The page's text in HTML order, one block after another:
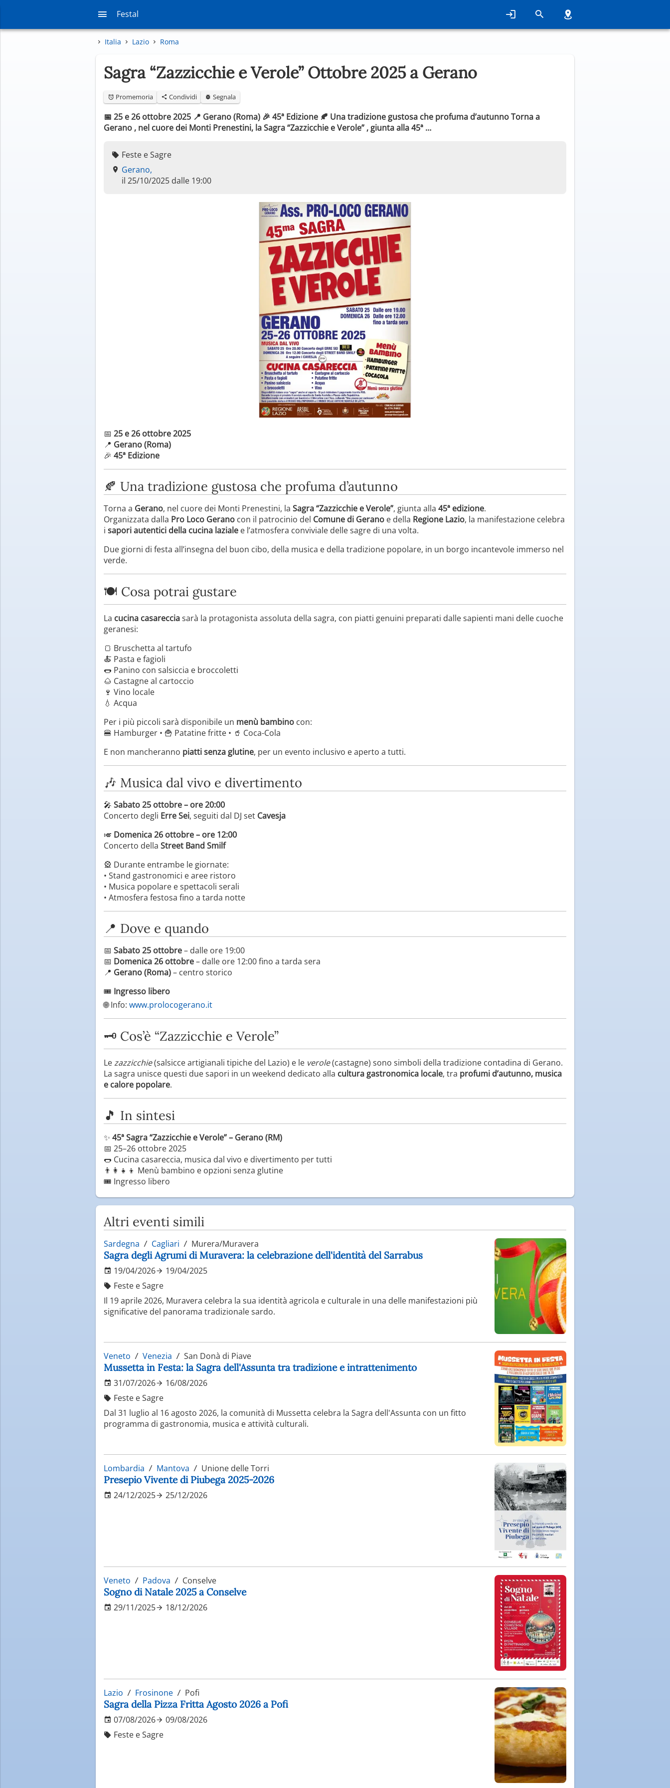
Festal
Italia Lazio Roma
Sagra “Zazzicchie e Verole” Ottobre 2025 a Gerano
Promemoria Condividi Segnala
📅 25 e 26 ottobre 2025 📍 Gerano (Roma) 🎉 45ª Edizione 🍂 Una tradizione gustosa che profuma d’autunno Torna a
Gerano , nel cuore dei Monti Prenestini, la Sagra “Zazzicchie e Verole” , giunta alla 45ª …
Feste e Sagre
Gerano,
il 25/10/2025 dalle 19:00
📅 25 e 26 ottobre 2025
📍 Gerano (Roma)
🎉 45ª Edizione
🍂 Una tradizione gustosa che profuma d’autunno
Torna a Gerano, nel cuore dei Monti Prenestini, la Sagra “Zazzicchie e Verole”, giunta alla 45ª edizione.
Organizzata dalla Pro Loco Gerano con il patrocinio del Comune di Gerano e della Regione Lazio, la manifestazione celebra
i sapori autentici della cucina laziale e l’atmosfera conviviale delle sagre di una volta.
Due giorni di festa all’insegna del buon cibo, della musica e della tradizione popolare, in un borgo incantevole immerso nel
verde.
🍽️ Cosa potrai gustare
La cucina casarecciasarà la protagonista assoluta della sagra, con piatti genuini preparati dalle sapienti mani delle cuoche
geranesi:
🍞 Bruschetta al tartufo
🍝 Pasta e fagioli
🌭 Panino con salsiccia e broccoletti
🌰 Castagne al cartoccio
🍷 Vino locale
💧 Acqua
Per i più piccoli sarà disponibile un menù bambino con:
🍔 Hamburger • 🍟 Patatine fritte • 🥤 Coca-Cola
E non mancheranno piatti senza glutine, per un evento inclusivo e aperto a tutti.
🎶 Musica dal vivo e divertimento
🎤 Sabato 25 ottobre – ore 20:00
Concerto degli Erre Sei, seguiti dal DJ set Cavesja
🎺 Domenica 26 ottobre – ore 12:00
Concerto della Street Band Smilf
🎡 Durante entrambe le giornate:
• Stand gastronomici e aree ristoro
• Musica popolare e spettacoli serali
• Atmosfera festosa fino a tarda notte
📍 Dove e quando
📅 Sabato 25 ottobre– dalle ore 19:00
📅 Domenica 26 ottobre– dalle ore 12:00 fino a tarda sera
📍 Gerano (Roma)– centro storico
🎟️ Ingresso libero
🌐 Info: www.prolocogerano.it
🗝️ Cos’è “Zazzicchie e Verole”
Lezazzicchie(salsicce artigianali tipiche del Lazio) e le verole(castagne) sono simboli della tradizione contadina di Gerano.
La sagra unisce questi due sapori in un weekend dedicato alla cultura gastronomica locale, tra profumi d’autunno, musica
e calore popolare.
🎵 In sintesi
✨ 45ª Sagra “Zazzicchie e Verole” – Gerano (RM)
📅 25–26 ottobre 2025
🌭 Cucina casareccia, musica dal vivo e divertimento per tutti
👨‍👩‍👧‍👦 Menù bambino e opzioni senza glutine
🎟️ Ingresso libero
Altri eventi simili
Sardegna Cagliari Murera/Muravera
Sagra degli Agrumi di Muravera: la celebrazione dell'identità del Sarrabus
19/04/2026
19/04/2025
Feste e Sagre
Il 19 aprile 2026, Muravera celebra la sua identità agricola e culturale in una delle manifestazioni più
significative del panorama tradizionale sardo.
Veneto Venezia San Donà di Piave
Mussetta in Festa: la Sagra dell'Assunta tra tradizione e intrattenimento
31/07/2026
16/08/2026
Feste e Sagre
Dal 31 luglio al 16 agosto 2026, la comunità di Mussetta celebra la Sagra dell'Assunta con un fitto
programma di gastronomia, musica e attività culturali.
Lombardia Mantova Unione delle Torri
Presepio Vivente di Piubega 2025-2026
24/12/2025 25/12/2026
Veneto Padova Conselve
Sogno di Natale 2025 a Conselve
29/11/2025 18/12/2026
Lazio Frosinone Pofi
Sagra della Pizza Fritta Agosto 2026 a Pofi
07/08/2026
09/08/2026
Feste e Sagre